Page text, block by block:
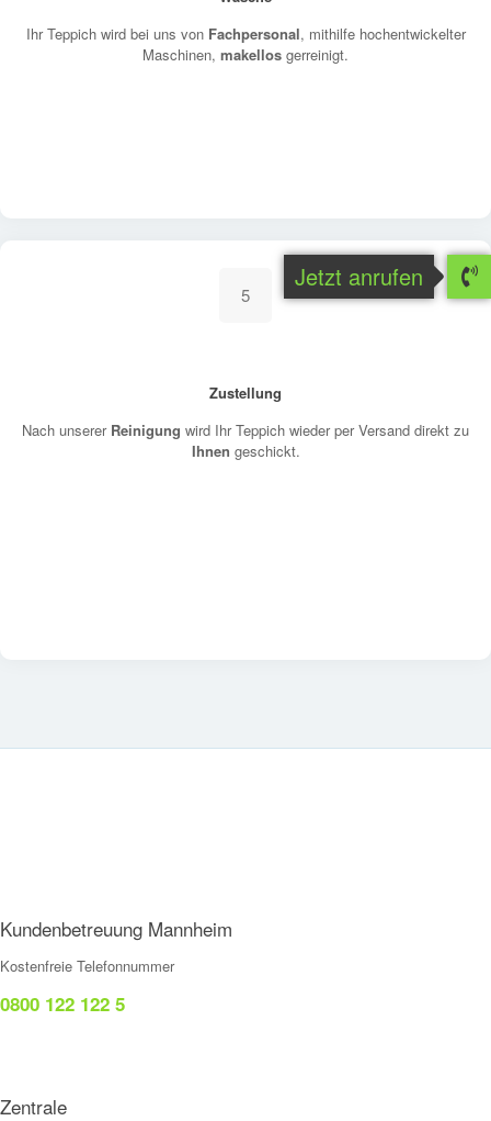
Ihr Teppich wird bei uns von Fachpersonal, mithilfe hochentwickelter
Maschinen, makellos gerreinigt.
5
Zustellung
Nach unserer Reinigung wird Ihr Teppich wieder per Versand direkt zu
Ihnen geschickt.
Kundenbetreuung Mannheim
Kostenfreie Telefonnummer
0800 122 122 5
Zentrale
Jetzt anrufen